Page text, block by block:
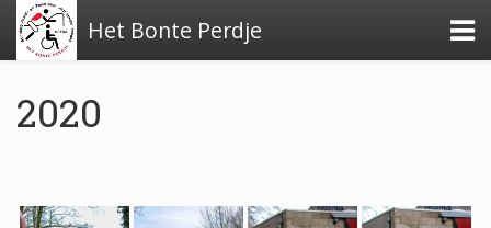
Het Bonte Perdje
Over de stichting
2020